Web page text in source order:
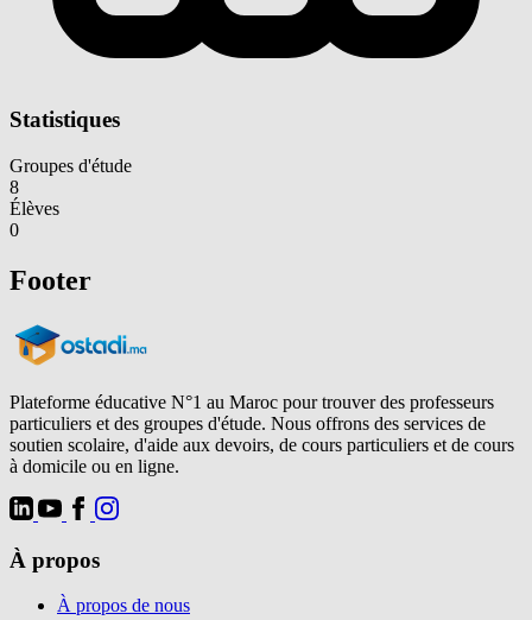
Statistiques
Groupes d'étude
8
Élèves
0
Footer
Plateforme éducative N°1 au Maroc pour trouver des professeurs
particuliers et des groupes d'étude. Nous offrons des services de
soutien scolaire, d'aide aux devoirs, de cours particuliers et de cours
à domicile ou en ligne.
À propos
À propos de nous